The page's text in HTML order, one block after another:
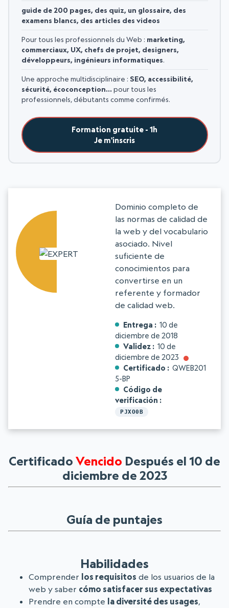
guide de 200 pages, des quiz, un glossaire, des
examens blancs, des articles des videos
Pour tous les professionnels du Web : marketing,
commerciaux, UX, chefs de projet, designers,
développeurs, ingénieurs informatiques.
Une approche multidisciplinaire : SEO, accessibilité,
sécurité, écoconception… pour tous les
professionnels, débutants comme confirmés.
Formation gratuite - 1h
Je m'inscris
Dominio completo de
las normas de calidad de
la web y del vocabulario
asociado. Nivel
suficiente de
conocimientos para
convertirse en un
referente y formador
de calidad web.
Entrega
10 de
diciembre de 2018
Validez
10 de
diciembre de 2023
Certificado
QWEB201
5-BP
Código de
verificación
PJXO0B
Certificado Vencido Después el 10 de
diciembre de 2023
Guía de puntajes
Habilidades
Comprender los requisitos de los usuarios de la
web y saber cómo satisfacer sus expectativas
Prendre en compte la diversité des usages,